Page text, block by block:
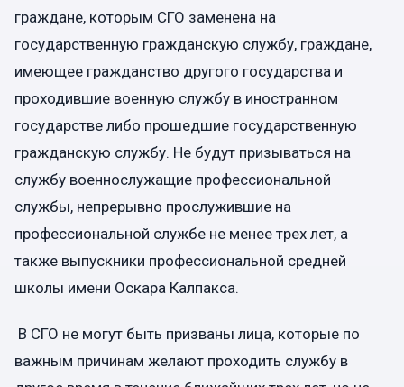
граждане, которым СГО заменена на
государственную гражданскую службу, граждане,
имеющее гражданство другого государства и
проходившие военную службу в иностранном
государстве либо прошедшие государственную
гражданскую службу. Не будут призываться на
службу военнослужащие профессиональной
службы, непрерывно прослужившие на
профессиональной службе не менее трех лет, а
также выпускники профессиональной средней
школы имени Оскара Калпакса.
В СГО не могут быть призваны лица, которые по
важным причинам желают проходить службу в